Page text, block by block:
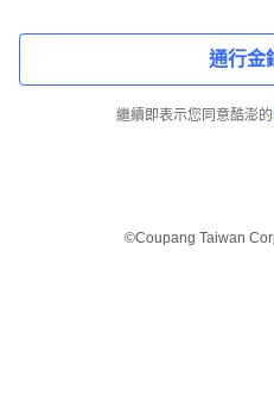
通行金
繼續即表示您同意酷澎的
©Coupang Taiwan